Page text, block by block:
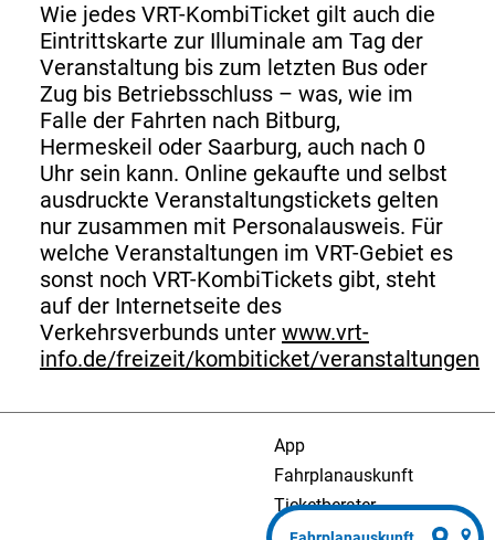
Wie jedes VRT-KombiTicket gilt auch die
Eintrittskarte zur Illuminale am Tag der
Veranstaltung bis zum letzten Bus oder
Zug bis Betriebsschluss – was, wie im
Falle der Fahrten nach Bitburg,
Hermeskeil oder Saarburg, auch nach 0
Uhr sein kann. Online gekaufte und selbst
ausdruckte Veranstaltungstickets gelten
nur zusammen mit Personalausweis. Für
welche Veranstaltungen im VRT-Gebiet es
sonst noch VRT-KombiTickets gibt, steht
auf der Internetseite des
Verkehrsverbunds unter www.vrt-
info.de/freizeit/kombiticket/veranstaltungen
App
Fahrplanauskunft
Ticketberater
Presse